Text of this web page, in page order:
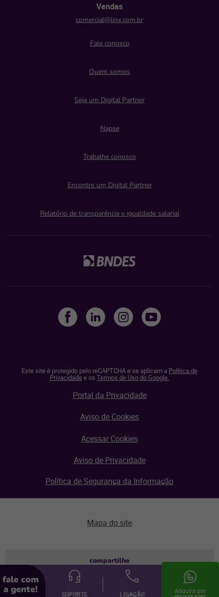
compartilhe
fale com
a gente!
SUPORTE LIGAÇÃO
Adquira por
Vendas
comercial@linx.com.br
Fale conosco
Quem somos
Seja um Digital Partner
Napse
Trabalhe conosco
Encontre um Digital Partner
Relatório de transparência e igualdade salarial
Este site é protegido pelo reCAPTCHA e se aplicam a Política de
Privacidadee os Termos de Uso do Google.
Portal da Privacidade
Aviso de Cookies
Acessar Cookies
Aviso de Privacidade
Política de Segurança da Informação
© Linx 2026.
Todos os direitos reservados.
Mapa do site